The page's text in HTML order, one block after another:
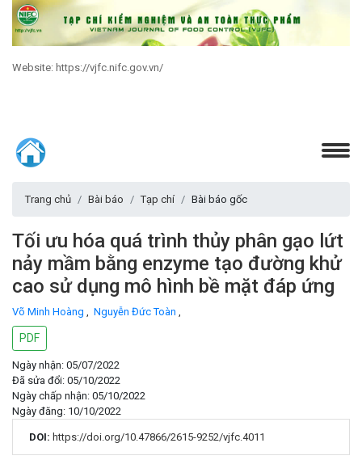
Website: https://vjfc.nifc.gov.vn/
Trang chủ Bài báo Tạp chí Bài báo gốc
Tối ưu hóa quá trình thủy phân gạo lứt
nảy mầm bằng enzyme tạo đường khử
cao sử dụng mô hình bề mặt đáp ứng
Võ Minh Hoàng , Nguyễn Đức Toàn ,
PDF
Ngày nhận: 05/07/2022
Đã sửa đổi: 05/10/2022
Ngày chấp nhận: 05/10/2022
Ngày đăng: 10/10/2022
DOI: https://doi.org/10.47866/2615-9252/vjfc.4011